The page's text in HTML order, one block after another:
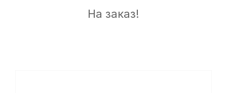
На заказ!